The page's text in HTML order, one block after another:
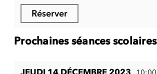
Réserver
Prochaines séances scolaires
JEUDI 14 DÉCEMBRE 2023